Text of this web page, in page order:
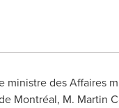
ministre des
Montréal, M. Martin